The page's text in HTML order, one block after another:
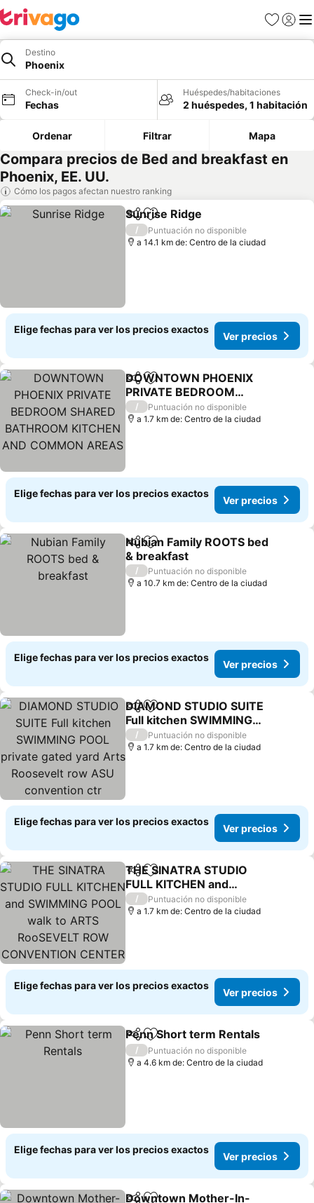
Favoritos
Iniciar
Destino
Phoenix
Check-in/out
Fechas
Huéspedes/habitaciones
2 huéspedes, 1 habitación
Ordenar Filtrar Mapa
Compara precios de Bed and breakfast en
Phoenix, EE. UU.
Cómo los pagos afectan nuestro ranking
CompartirAgregar a favoritos
Sunrise Ridge
/
Puntuación no disponible
a 14.1 km de: Centro de la ciudad
Elige fechas para ver los precios exactos
Ver precios
CompartirAgregar a favoritos
DOWNTOWN PHOENIX
PRIVATE BEDROOM
SHARED BATHROOM
KITCHEN AND COMMON
/
Puntuación no disponible
a 1.7 km de: Centro de la ciudad
Elige fechas para ver los precios exactos
Ver precios
CompartirAgregar a favoritos
Nubian Family ROOTS bed
& breakfast
/
Puntuación no disponible
a 10.7 km de: Centro de la ciudad
Elige fechas para ver los precios exactos
Ver precios
CompartirAgregar a favoritos
DIAMOND STUDIO SUITE
Full kitchen SWIMMING
POOL private gated yard
Arts Roosevelt row ASU
/
Puntuación no disponible
a 1.7 km de: Centro de la ciudad
Elige fechas para ver los precios exactos
Ver precios
Compartir
Agregar a favoritos
THE SINATRA STUDIO
FULL KITCHEN and
SWIMMING POOL walk to
ARTS RooSEVELT ROW
/
Puntuación no disponible
a 1.7 km de: Centro de la ciudad
Elige fechas para ver los precios exactos
Ver precios
CompartirAgregar a favoritos
Penn Short term Rentals
/
Puntuación no disponible
a 4.6 km de: Centro de la ciudad
Elige fechas para ver los precios exactos
Ver precios
Downtown Mother-In-